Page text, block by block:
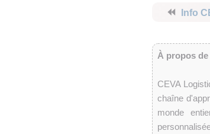
⏪ Info
À propos
CEVA
chaîne
monde